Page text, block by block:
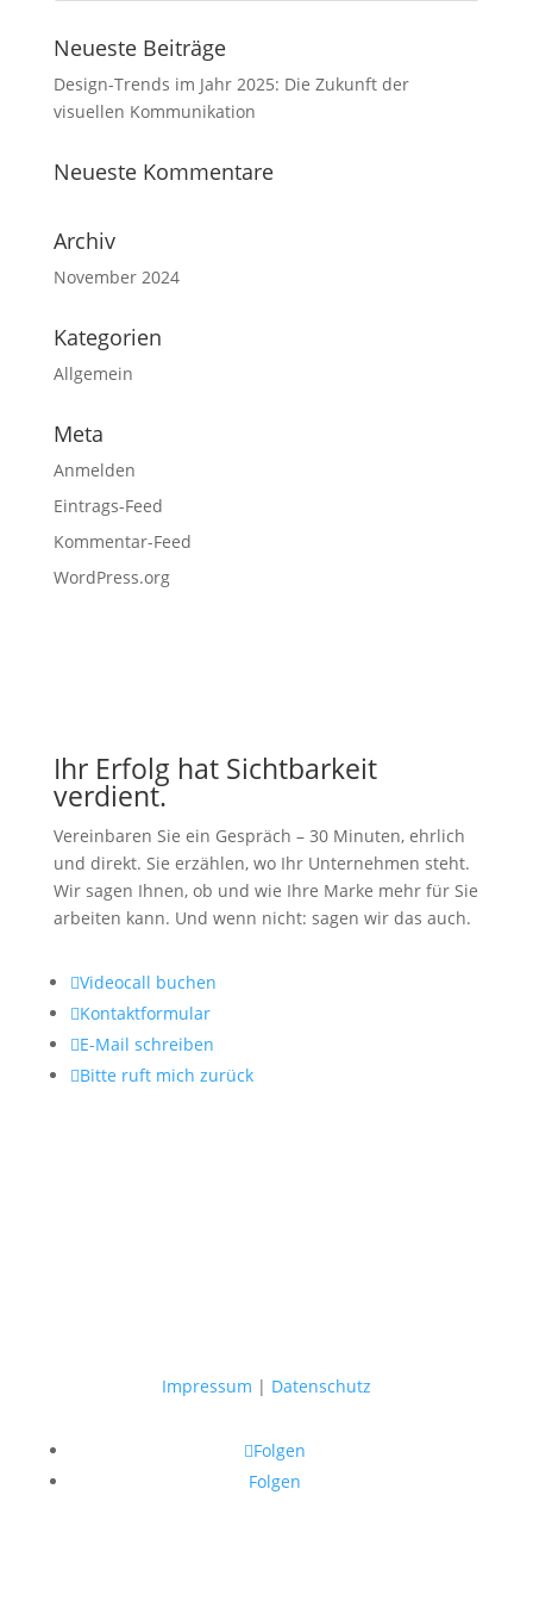
Neueste Beiträge
Design-Trends im Jahr 2025: Die Zukunft der
visuellen Kommunikation
Neueste Kommentare
Archiv
November 2024
Kategorien
Allgemein
Meta
Anmelden
Eintrags-Feed
Kommentar-Feed
WordPress.org
Ihr Erfolg hat Sichtbarkeit
verdient.
Vereinbaren Sie ein Gespräch – 30 Minuten, ehrlich
und direkt. Sie erzählen, wo Ihr Unternehmen steht.
Wir sagen Ihnen, ob und wie Ihre Marke mehr für Sie
arbeiten kann. Und wenn nicht: sagen wir das auch.
Videocall buchen
Kontaktformular
E-Mail schreiben
Bitte ruft mich zurück
Impressum | Datenschutz
Folgen
Folgen